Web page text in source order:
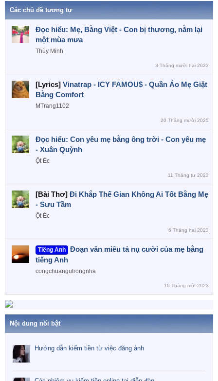
Các chủ đề tương tự
Đọc hiểu: Mẹ, Bằng Việt - Con bị thương, nằm lại
một mùa mưa
Thùy Minh
3 Tháng mười hai 2023
[Lyrics] Vinatrap - ICY FAMOU$ - Quần Áo Mẹ Giặt
Bằng Comfort
MTrang1102
20 Tháng mười 2025
Đọc hiểu: Con yêu mẹ bằng ông trời - Con yêu mẹ
- Xuân Quỳnh
Ột Éc
11 Tháng tư 2023
[Bài Thơ] Đi Khắp Thế Gian Không Ai Tốt Bằng Mẹ
- Sưu Tầm
Ột Éc
6 Tháng hai 2023
Tiếng Anh
Đoạn văn miêu tả nụ cười của mẹ bằng
tiếng Anh
congchuangutrongnha
10 Tháng một 2023
Nội dung nổi bật
Hướng dẫn kiếm tiền từ việc đăng ảnh